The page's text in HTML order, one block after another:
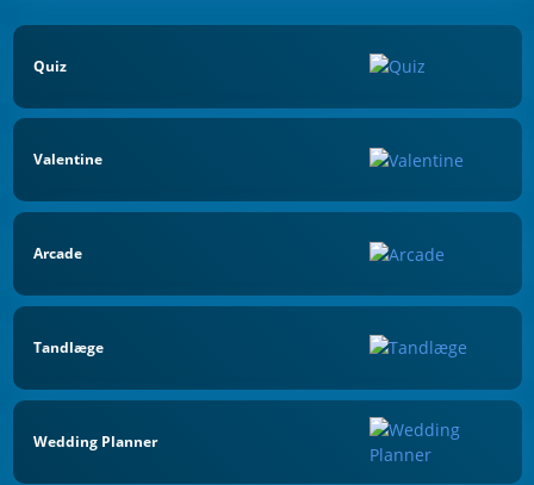
Quiz
Valentine
Arcade
Tandlæge
Wedding Planner